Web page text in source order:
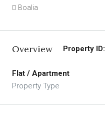
Boalia
Overview Property ID:
Flat / Apartment
Property Type